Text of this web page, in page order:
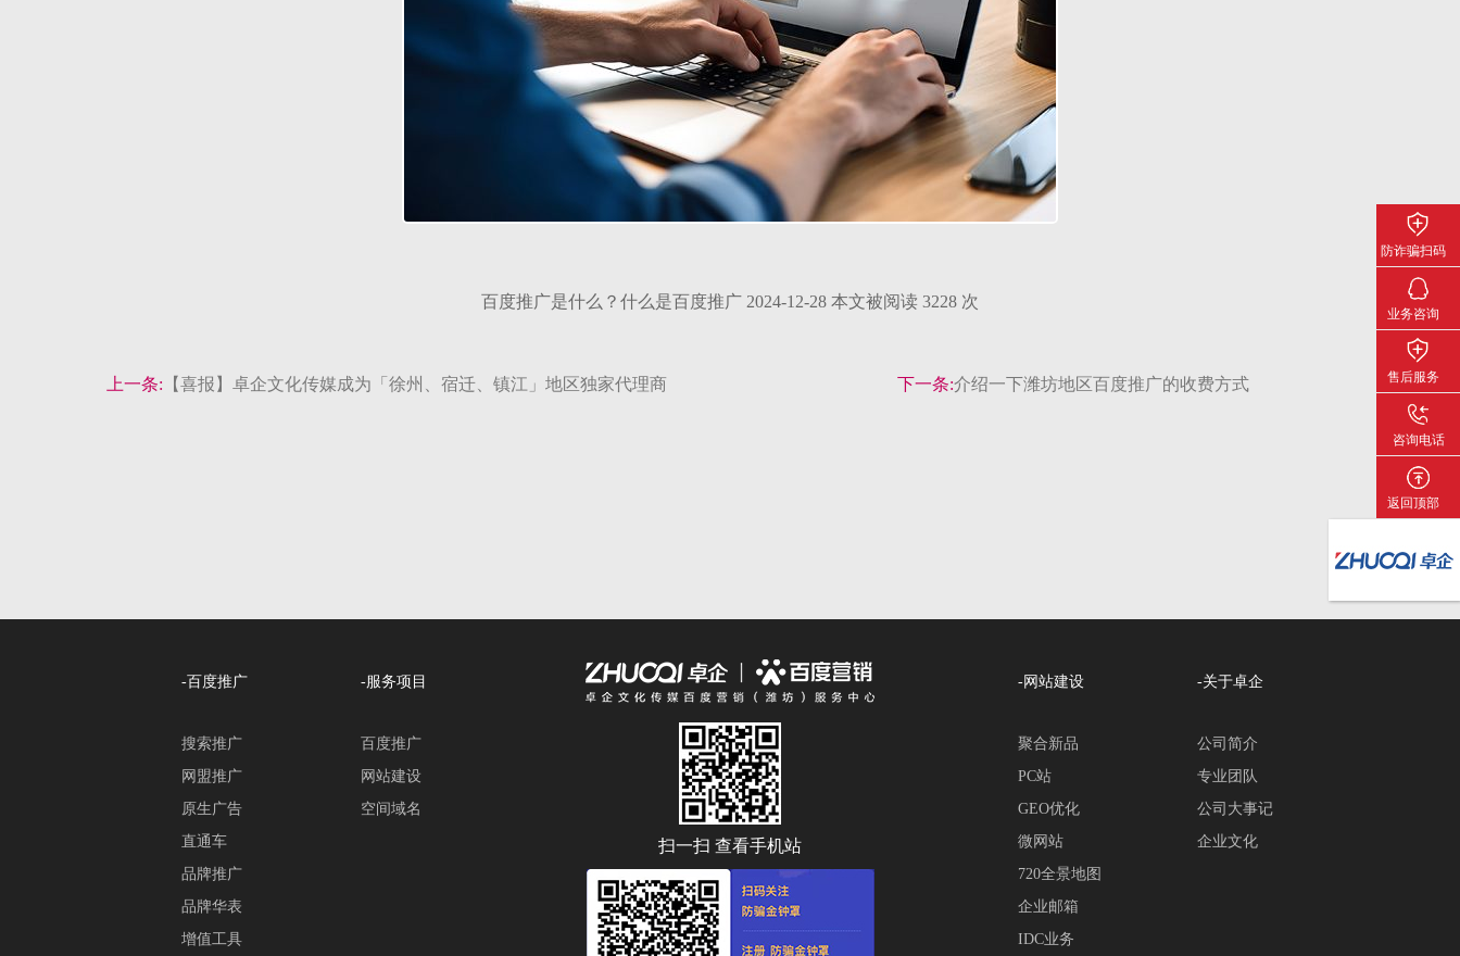
防诈骗扫码
关注下载
业务咨询
售后服务
咨询电话
返回顶部
百度推广是什么？什么是百度推广 2024-12-28 本文被阅读 3228 次
上一条: 【喜报】卓企文化传媒成为「徐州、宿迁、镇江」地区独家代理商 下一条:介绍一下潍坊地区百度推广的收费方式
-百度推广
搜索推广
网盟推广
原生广告
直通车
品牌推广
品牌华表
增值工具
-服务项目
百度推广
网站建设
空间域名
扫一扫 查看手机站
-网站建设
聚合新品
PC站
GEO优化
微网站
720全景地图
企业邮箱
IDC业务
-关于卓企
公司简介
专业团队
公司大事记
企业文化